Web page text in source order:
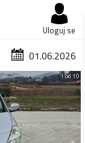
Uloguj se
01.06.2026
1 od 10